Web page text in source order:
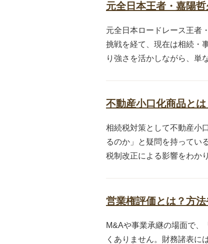
元全日本王者・嘉陽
元全日本ロードレース王者
挑戦を経て、現在は相続・
り強さを活かしながら、単
不動産小口化商品と
相続税対策として不動産小
るのか」と疑問を持ってい
税制改正による影響をわか
営業権評価とは？方
M&Aや事業承継の場面で、
くありません。財務諸表に